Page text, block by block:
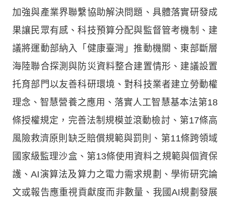
加強與產業界聯繫協助解決問題、具體落實研發成
果讓民眾有感、科技預算分配與監督管考機制、建
議將運動部納入「健康臺灣」推動機關、東部斷層
海陸聯合探測與防災資料整合建置情形、建議設置
托育部門以友善科研環境、對科技業者建立勞動權
理念、智慧營養之應用、落實人工智慧基本法第18
條授權規定，完善法制規模並滾動檢討、第17條高
風險救濟原則缺乏賠償規範與罰則、第11條跨領域
國家級監理沙盒、第13條使用資料之規範與個資保
護、AI演算法及算力之電力需求規劃、學術研究論
文或報告應重視貢獻度而非數量、我國AI規劃發展